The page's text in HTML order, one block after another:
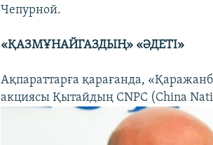
Чепурной.
«ҚАЗМҰНАЙГАЗДЫҢ» «ӘДЕТІ»
Ақпараттарға қарағанда,
акциясы Қытайдың CNPC (China